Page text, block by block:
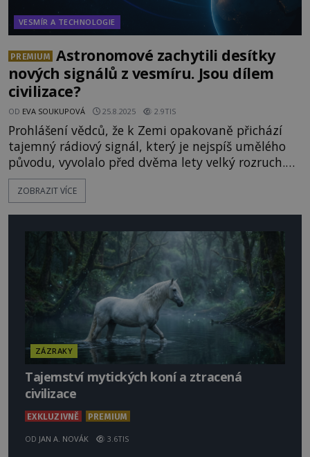
VESMÍR A TECHNOLOGIE
PREMIUM
Astronomové zachytili desítky
nových signálů z vesmíru. Jsou dílem
civilizace?
OD EVA SOUKUPOVÁ 25.8.2025 2.9TIS
Prohlášení vědců, že k Zemi opakovaně přichází
tajemný rádiový signál, který je nejspíš umělého
původu, vyvolalo před dvěma lety velký rozruch.
Mnozí se však domnívají, že jej vysílá dosud
nepopsané vesmírné těleso, snad zanikající
ZOBRAZIT VÍCE
ZÁZRAKY
Tajemství mytických koní a ztracená
civilizace
EXKLUZIVNĚ PREMIUM
OD JAN A. NOVÁK 3.6TIS